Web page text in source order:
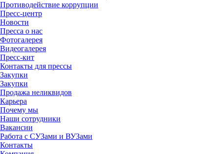
Противодействие коррупции
Пресс-центр
Новости
Пресса о нас
Фотогалерея
Видеогалерея
Пресс-кит
Контакты для прессы
Закупки
Закупки
Продажа неликвидов
Карьера
Почему мы
Наши сотрудники
Вакансии
Работа с СУЗами и ВУЗами
Контакты